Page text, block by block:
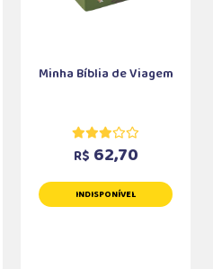
Minha Bíblia de Viagem
R$ 62,70
INDISPONÍVEL